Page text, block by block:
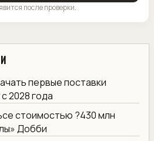
после проверки.
первые поставки
2028 года
стоимостью ?430 млн
Добби